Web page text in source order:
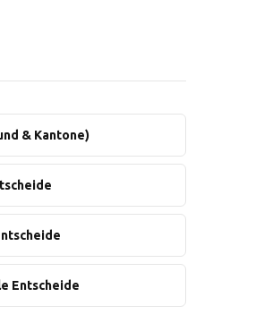
& Kantone)
Entscheide